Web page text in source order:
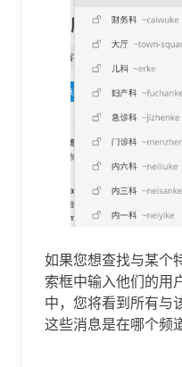
如果您想查找与某个
索框中输入他们的用
中，您将看到所有与
这些消息是在哪